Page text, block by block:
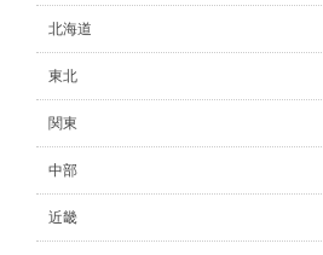
北海道
東北
関東
中部
近畿